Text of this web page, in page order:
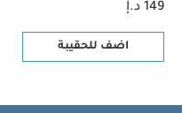
149 د.إ
اضف للحقيبة